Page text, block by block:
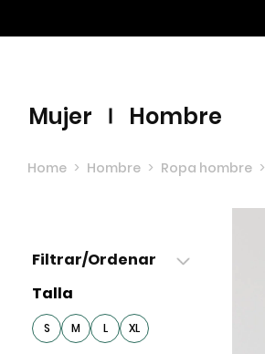
mujer hombre
Home > Hombre > Ropa hombre >
Filtrar/Ordenar
Talla
S M L XL